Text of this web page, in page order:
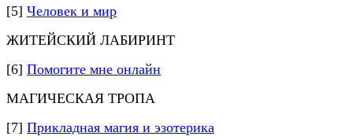
[5] Человек и мир
ЖИТЕЙСКИЙ ЛАБИРИНТ
[6] Помогите мне онлайн
МАГИЧЕСКАЯ ТРОПА
[7] Прикладная магия и эзотерика